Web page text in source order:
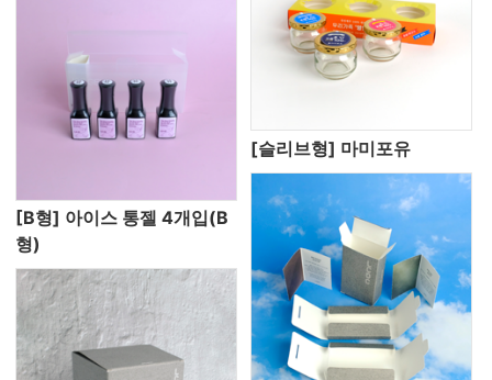
[B형] 아이스 통젤 4개입(B
형)
[슬리브형] 마미포유